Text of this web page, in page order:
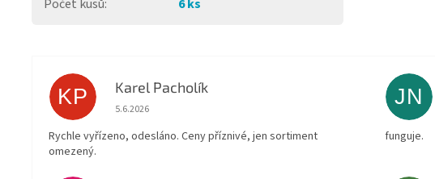
Počet kusů: 6 ks
KP Karel Pacholík
Hodnocení obchodu je 4 z 5 hvězdiček.
5.6.2026
Rychle vyřízeno, odesláno. Ceny příznivé, jen sortiment
omezený.
JN
funguje.